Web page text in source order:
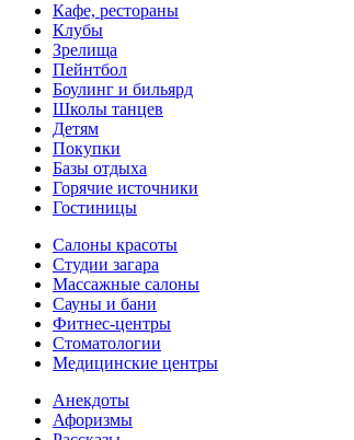
Кафе, рестораны
Клубы
Зрелища
Пейнтбол
Боулинг и бильярд
Школы танцев
Детям
Покупки
Базы отдыха
Горячие источники
Гостиницы
Салоны красоты
Студии загара
Массажные салоны
Сауны и бани
Фитнес-центры
Стоматологии
Медицинские центры
Анекдоты
Афоризмы